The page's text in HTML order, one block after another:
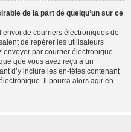
de la part de quelqu’un sur ce
de courriers électroniques de
de repérer les utilisateurs
envoyer par courrier électronique
que vous avez reçu à un
d’y inclure les en-têtes contenant
Il pourra alors agir en